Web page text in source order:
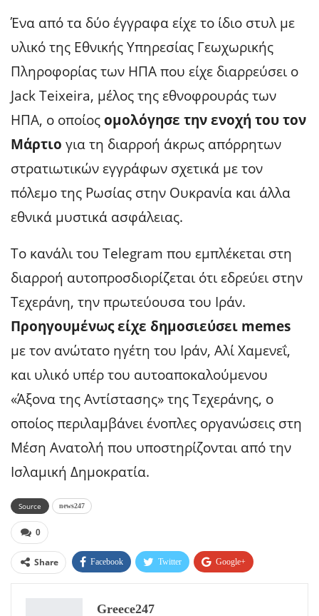
Ένα από τα δύο έγγραφα είχε το ίδιο στυλ με
υλικό της Εθνικής Υπηρεσίας Γεωχωρικής
Πληροφορίας των ΗΠΑ που είχε διαρρεύσει ο
Jack Teixeira, μέλος της εθνοφρουράς των
ΗΠΑ, ο οποίοςομολόγησε την ενοχή του τον
Μάρτιο για τη διαρροή άκρως απόρρητων
στρατιωτικών εγγράφων σχετικά με τον
πόλεμο της Ρωσίας στην Ουκρανία και άλλα
εθνικά μυστικά ασφάλειας.
Το κανάλι του Telegram που εμπλέκεται στη
διαρροή αυτοπροσδιορίζεται ότι εδρεύει στην
Τεχεράνη, την πρωτεύουσα του Ιράν.
Προηγουμένως είχε δημοσιεύσει memes
με τον ανώτατο ηγέτη του Ιράν, Αλί Χαμενεΐ,
και υλικό υπέρ του αυτοαποκαλούμενου
«Άξονα της Αντίστασης» της Τεχεράνης, ο
οποίος περιλαμβάνει ένοπλες οργανώσεις στη
Μέση Ανατολή που υποστηρίζονται από την
Ισλαμική Δημοκρατία.
Source news247
0
Share Facebook Twitter Google+
Greece247